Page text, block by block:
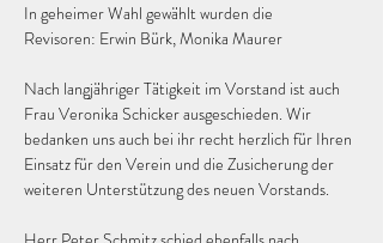
In geheimer Wahl gewählt wurden die
Revisoren: Erwin Bürk, Monika Maurer
Nach langjähriger Tätigkeit im Vorstand ist auch
Frau Veronika Schicker ausgeschieden. Wir
bedanken uns auch bei ihr recht herzlich für Ihren
Einsatz für den Verein und die Zusicherung der
weiteren Unterstützung des neuen Vorstands.